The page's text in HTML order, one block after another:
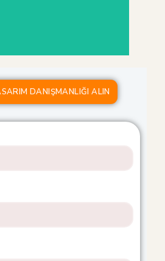
DANIŞMANLIĞI ALIN